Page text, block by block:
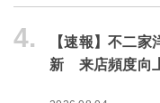
4.
【速報】不二
新 来店頻度向